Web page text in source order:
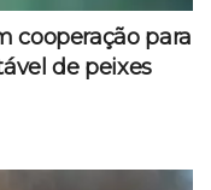
cooperação para
de peixes